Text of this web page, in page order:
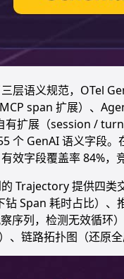
层语义规范，OTel
span 扩展）、
有扩展（session /
个 GenAI 语义字段。
效字段覆盖率 84%，
Trajectory 提供四类
钻 Span 耗时占比）、
序列，检测无效循环
、链路拓扑图（还原全